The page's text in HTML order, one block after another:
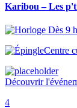
Karibou – Les
Dès 9
Centre
Découvrir
4